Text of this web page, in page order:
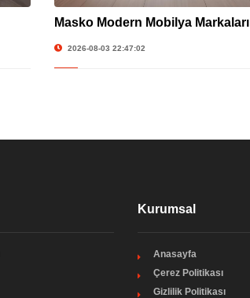
Masko Modern Mobilya Markaları
2026-08-03 22:47:02
Kurumsal
Anasayfa
Çerez Politikası
Gizlilik Politikası